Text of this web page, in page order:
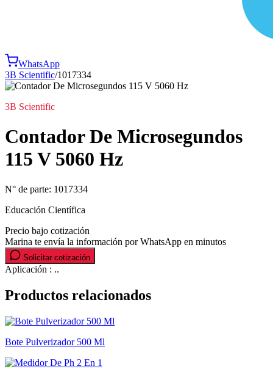
WhatsApp
3B Scientific/1017334
3B Scientific
Contador De Microsegundos
115 V 5060 Hz
N° de parte: 1017334
Educación Científica
Precio bajo cotización
Marina te envía la información por WhatsApp en minutos
Solicitar cotización
Aplicación : ..
Productos relacionados
Bote Pulverizador 500 Ml